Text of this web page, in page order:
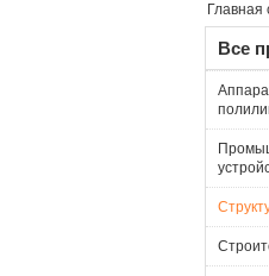
Главная
Все